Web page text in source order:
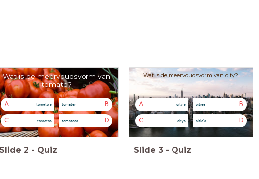
Wat is de meervoudsvorm van
tomato?
A tomato's B
tomaten
C tomatos D
tomatoes
Slide 2 - Quiz
Wat is de meervoudsvorm van city?
A city's B
cities
C citys D
citie's
Slide 3 - Quiz